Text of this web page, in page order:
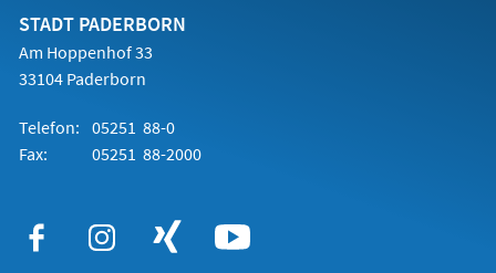
STADT PADERBORN
Am Hoppenhof 33
33104 Paderborn
Telefon: 05251 88-0
Fax:
05251 88-2000